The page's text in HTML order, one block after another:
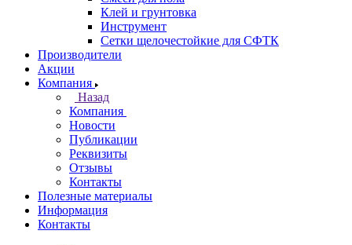
Клей и грунтовка
Инструмент
Сетки щелочестойкие для СФТК
Производители
Акции
Компания
Назад
Компания
Новости
Публикации
Реквизиты
Отзывы
Контакты
Полезные материалы
Информация
Контакты